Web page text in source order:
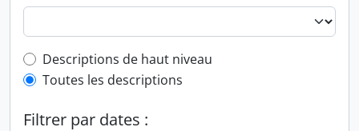
Top-level description filter
Descriptions de haut niveau
Toutes les descriptions
Filtrer par dates :